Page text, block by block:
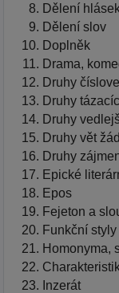
Dělení
Dělení slov
Doplněk
Drama,
Druhy
Druhy
Druhy
Druhy vět
Druhy
Epické
Epos
Fejeton a
Funkční styly
Homonyma,
Inzerát